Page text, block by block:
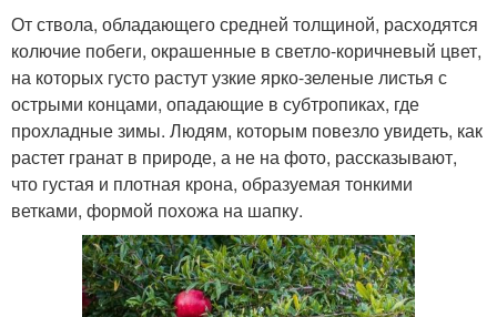
От ствола, обладающего средней толщиной, расходятся
колючие побеги, окрашенные в светло-коричневый цвет,
на которых густо растут узкие ярко-зеленые листья с
острыми концами, опадающие в субтропиках, где
прохладные зимы. Людям, которым повезло увидеть, как
растет гранат в природе, а не на фото, рассказывают,
что густая и плотная крона, образуемая тонкими
ветками, формой похожа на шапку.